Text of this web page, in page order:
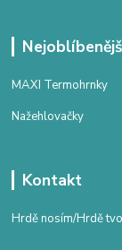
MAXI Termohrnky
Nažehlovačky
Kontakt
Hrdě nosím/Hrdě